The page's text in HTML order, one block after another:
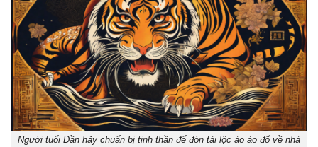
Người tuổi Dần hãy chuẩn bị tinh thần để đón tài lộc ào ào đổ về nhà